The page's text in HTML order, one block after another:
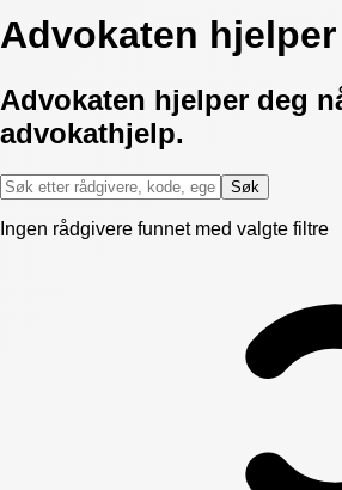
Advokaten
Advokaten hjelper deg
advokathjelp.
Søk
Ingen rådgivere funnet med valgte filtre